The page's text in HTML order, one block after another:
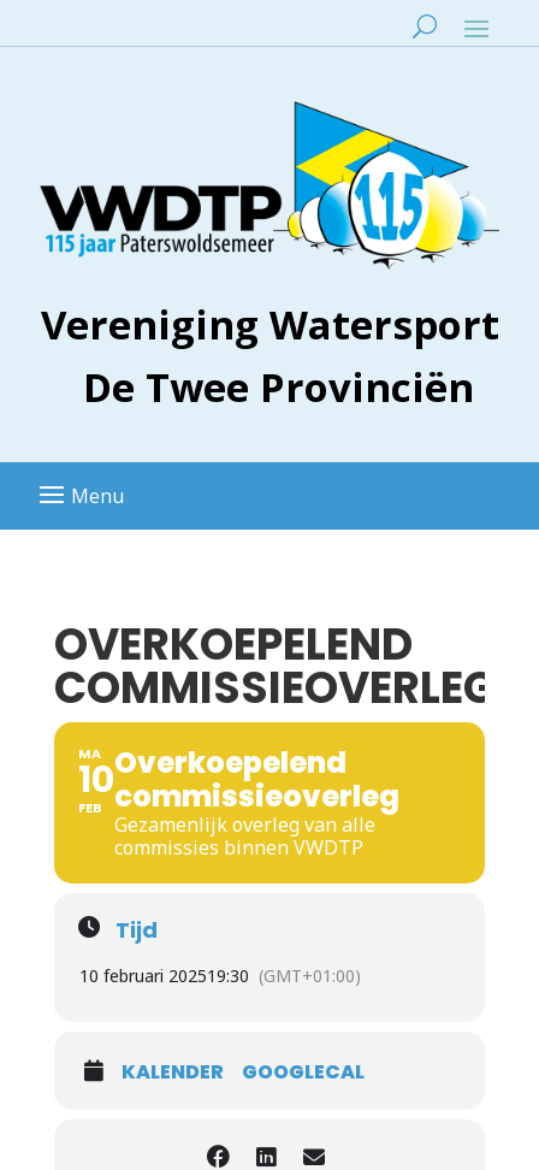
Vereniging Watersport
De Twee Provinciën
Menu
OVERKOEPELEND
COMMISSIEOVERLEG
MA
10
FEB
Overkoepelend
commissieoverleg
Gezamenlijk overleg van alle
commissies binnen VWDTP
Tijd
10 februari 202519:30 (GMT+01:00)
KALENDER GOOGLECAL